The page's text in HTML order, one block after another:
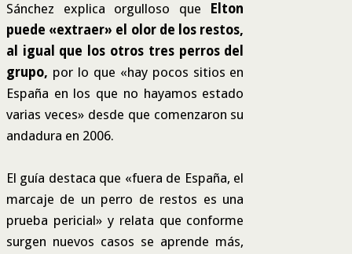
Sánchez explica orgulloso que
Elton
puede «extraer» el olor de los restos,
al igual que los otros tres perros del
grupo, por lo que «hay pocos sitios en
España en los que no hayamos estado
varias veces» desde que comenzaron su
andadura en 2006.
El guía destaca que «fuera de España, el
marcaje de un perro de restos es una
prueba pericial» y relata que conforme
surgen nuevos casos se aprende más,